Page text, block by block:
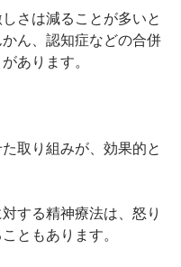
さは減ることが多いと
ん、認知症などの合併
あります。
取り組みが、効果的と
する精神療法は、怒り
ともあります。